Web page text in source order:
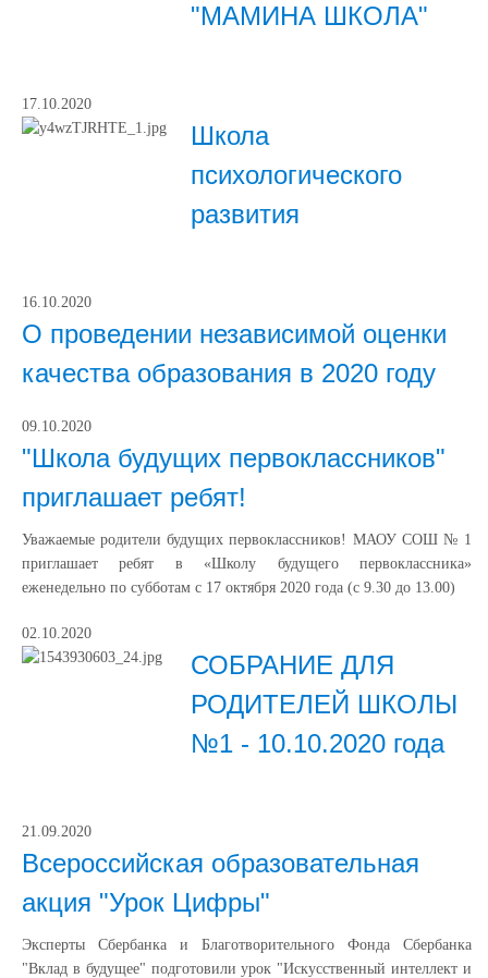
"МАМИНА ШКОЛА"
17.10.2020
Школа
психологического
развития
16.10.2020
О проведении независимой оценки
качества образования в 2020 году
09.10.2020
"Школа будущих первоклассников"
приглашает ребят!
Уважаемые родители будущих первоклассников! МАОУ СОШ № 1
приглашает ребят в «Школу будущего первоклассника»
еженедельно по субботам с 17 октября 2020 года (с 9.30 до 13.00)
02.10.2020
СОБРАНИЕ ДЛЯ
РОДИТЕЛЕЙ ШКОЛЫ
№1 - 10.10.2020 года
21.09.2020
Всероссийская образовательная
акция "Урок Цифры"
Эксперты Сбербанка и Благотворительного Фонда Сбербанка
"Вклад в будущее" подготовили урок "Искусственный интеллект и